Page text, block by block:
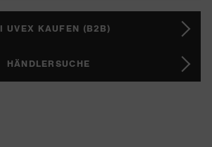
UVEX KAUFEN (B2B)
HÄNDLERSUCHE